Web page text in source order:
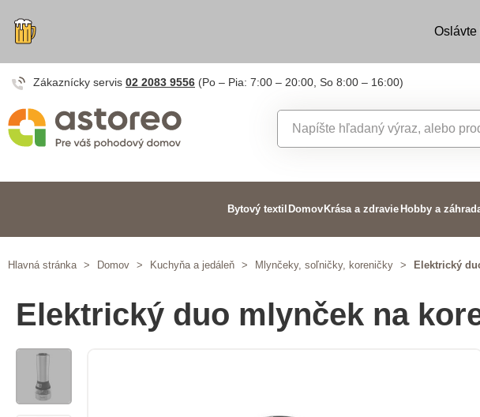
Oslávte
Zákaznícky servis 02 2083 9556 (Po – Pia: 7:00 – 20:00, So 8:00 – 16:00)
Bytový textil Domov Krása a zdravie Hobby a
Hlavná stránka > Domov > Kuchyňa a jedáleň > Mlynčeky, soľničky, koreničky > Elektrický
Elektrický duo mlynček na